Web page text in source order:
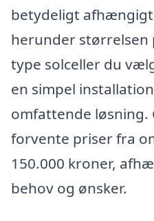
betydeligt
herunder størrelsen
type solceller du
en simpel
omfattende løsning.
forvente priser fra
150.000 kroner,
behov og ønsker.